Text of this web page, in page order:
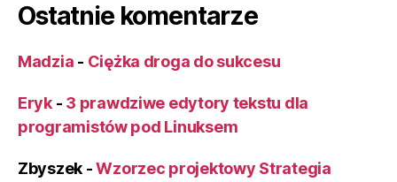
Ostatnie komentarze
Madzia - Ciężka droga do sukcesu
Eryk- 3 prawdziwe edytory tekstu dla
programistów pod Linuksem
Zbyszek -Wzorzec projektowy Strategia